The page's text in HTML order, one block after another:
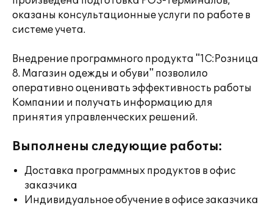
оказаны консультационные услуги по работе в
системе учета.
Внедрение программного продукта "1C:Розница
8. Магазин одежды и обуви" позволило
оперативно оценивать эффективность работы
Компании и получать информацию для
принятия управленческих решений.
Выполнены следующие работы:
Доставка программных продуктов в офис
заказчика
Индивидуальное обучение в офисе заказчика